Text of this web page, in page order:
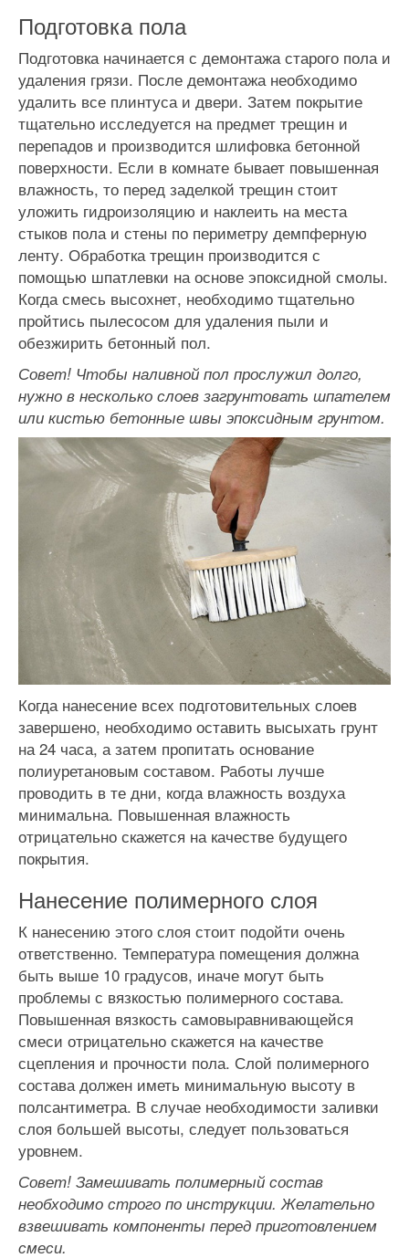
Подготовка пола
Подготовка начинается с демонтажа старого пола и
удаления грязи. После демонтажа необходимо
удалить все плинтуса и двери. Затем покрытие
тщательно исследуется на предмет трещин и
перепадов и производится шлифовка бетонной
поверхности. Если в комнате бывает повышенная
влажность, то перед заделкой трещин стоит
уложить гидроизоляцию и наклеить на места
стыков пола и стены по периметру демпферную
ленту. Обработка трещин производится с
помощью шпатлевки на основе эпоксидной смолы.
Когда смесь высохнет, необходимо тщательно
пройтись пылесосом для удаления пыли и
обезжирить бетонный пол.
Совет! Чтобы наливной пол прослужил долго,
нужно в несколько слоев загрунтовать шпателем
или кистью бетонные швы эпоксидным грунтом.
Когда нанесение всех подготовительных слоев
завершено, необходимо оставить высыхать грунт
на 24 часа, а затем пропитать основание
полиуретановым составом. Работы лучше
проводить в те дни, когда влажность воздуха
минимальна. Повышенная влажность
отрицательно скажется на качестве будущего
покрытия.
Нанесение полимерного слоя
К нанесению этого слоя стоит подойти очень
ответственно. Температура помещения должна
быть выше 10 градусов, иначе могут быть
проблемы с вязкостью полимерного состава.
Повышенная вязкость самовыравнивающейся
смеси отрицательно скажется на качестве
сцепления и прочности пола. Слой полимерного
состава должен иметь минимальную высоту в
полсантиметра. В случае необходимости заливки
слоя большей высоты, следует пользоваться
уровнем.
Совет! Замешивать полимерный состав
необходимо строго по инструкции. Желательно
взвешивать компоненты перед приготовлением
смеси.